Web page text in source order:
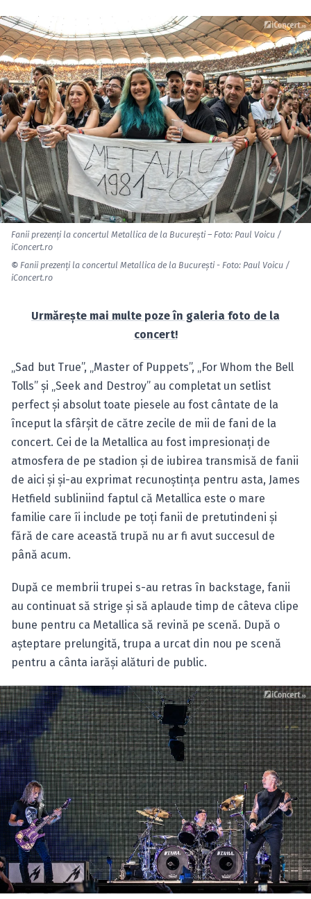
Fanii prezenţi la concertul Metallica de la Bucureşti – Foto: Paul Voicu /
iConcert.ro
© Fanii prezenţi la concertul Metallica de la Bucureşti - Foto: Paul Voicu /
iConcert.ro
Urmăreşte mai multe poze în galeria foto de la
concert!
„Sad but True”, „Master of Puppets”, „For Whom the Bell
Tolls” şi „Seek and Destroy” au completat un setlist
perfect şi absolut toate piesele au fost cântate de la
început la sfârşit de către zecile de mii de fani de la
concert. Cei de la Metallica au fost impresionaţi de
atmosfera de pe stadion şi de iubirea transmisă de fanii
de aici şi şi-au exprimat recunoştinţa pentru asta, James
Hetfield subliniind faptul că Metallica este o mare
familie care îi include pe toţi fanii de pretutindeni şi
fără de care această trupă nu ar fi avut succesul de
până acum.
După ce membrii trupei s-au retras în backstage, fanii
au continuat să strige şi să aplaude timp de câteva clipe
bune pentru ca Metallica să revină pe scenă. După o
aşteptare prelungită, trupa a urcat din nou pe scenă
pentru a cânta iarăşi alături de public.